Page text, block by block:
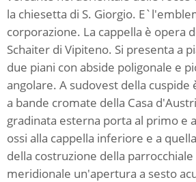
la chiesetta di S. Giorgio.
corporazione. La cappella è opera
Schaiter di Vipiteno. Si presenta a
due piani con abside poligonale e
angolare. A sudovest della cuspide
a bande cromate della Casa
gradinata esterna porta al primo e
ossi alla cappella inferiore e a
della costruzione della
meridionale un'apertura a sesto